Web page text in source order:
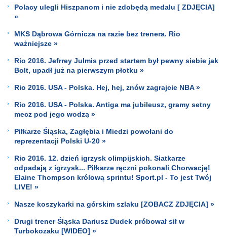
Polacy ulegli Hiszpanom i nie zdobędą medalu [ ZDJĘCIA]
»
MKS Dąbrowa Górnicza na razie bez trenera. Rio
ważniejsze »
Rio 2016. Jefrrey Julmis przed startem był pewny siebie jak
Bolt, upadł już na pierwszym płotku »
Rio 2016. USA - Polska. Hej, hej, znów zagrajcie NBA »
Rio 2016. USA - Polska. Antiga ma jubileusz, gramy setny
mecz pod jego wodzą »
Piłkarze Śląska, Zagłębia i Miedzi powołani do
reprezentacji Polski U-20 »
Rio 2016. 12. dzień igrzysk olimpijskich. Siatkarze
odpadają z igrzysk... Piłkarze ręczni pokonali Chorwację!
Elaine Thompson królową sprintu! Sport.pl - To jest Twój
LIVE! »
Nasze koszykarki na górskim szlaku [ZOBACZ ZDJĘCIA] »
Drugi trener Śląska Dariusz Dudek próbował sił w
Turbokozaku [WIDEO] »